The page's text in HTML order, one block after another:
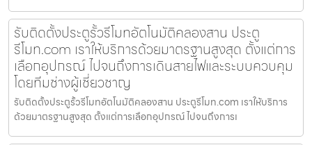
รับติดตั้งประตูรั้วรีโมทอัตโนมัติคลองสาน ประตู
รีโมท.com เราให้บริการด้วยมาตรฐานสูงสุด ตั้งแต่การ
เลือกอุปกรณ์ ไปจนถึงการเดินสายไฟและระบบควบคุม
โดยทีมช่างผู้เชี่ยวชาญ
รับติดตั้งประตูรั้วรีโมทอัตโนมัติคลองสาน ประตูรีโมท.com เราให้บริการ
ด้วยมาตรฐานสูงสุด ตั้งแต่การเลือกอุปกรณ์ ไปจนถึงการเ